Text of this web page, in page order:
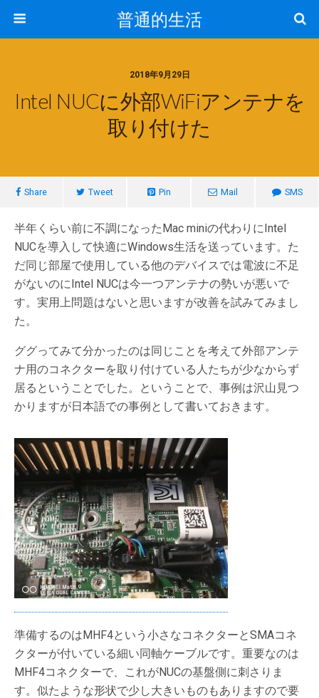
普通的生活
2018年9月29日
Intel NUCに外部WiFiアンテナを
取り付けた
Share Tweet Pin Mail SMS
半年くらい前に不調になったMac miniの代わりにIntel
NUCを導入して快適にWindows生活を送っています。た
だ同じ部屋で使用している他のデバイスでは電波に不足
がないのにIntel NUCは今一つアンテナの勢いが悪いで
す。実用上問題はないと思いますが改善を試みてみまし
た。
ググってみて分かったのは同じことを考えて外部アンテ
ナ用のコネクターを取り付けている人たちが少なからず
居るということでした。ということで、事例は沢山見つ
かりますが日本語での事例として書いておきます。
準備するのはMHF4という小さなコネクターとSMAコネ
クターが付いている細い同軸ケーブルです。重要なのは
MHF4コネクターで、これがNUCの基盤側に刺さりま
す。似たような形状で少し大きいものもありますので要